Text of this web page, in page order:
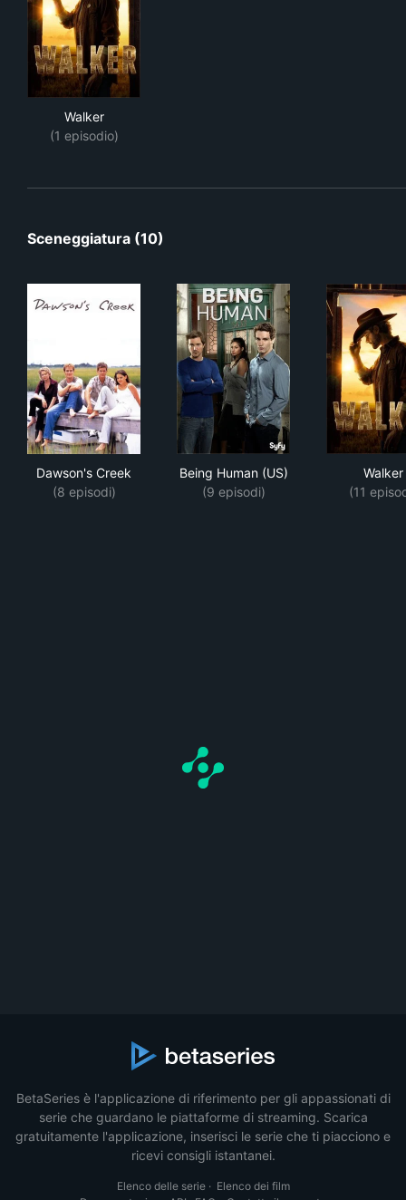
Walker
(1 episodio)
Sceneggiatura (10)
Dawson's Creek
(8 episodi)
Being Human (US)
(9 episodi)
Walker
(11
BetaSeries è l'applicazione di riferimento per gli appassionati di
serie che guardano le piattaforme di streaming. Scarica
gratuitamente l'applicazione, inserisci le serie che ti piacciono e
ricevi consigli istantanei.
Elenco delle serie· Elenco dei film